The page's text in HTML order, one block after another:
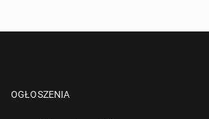
OGŁOSZENIA